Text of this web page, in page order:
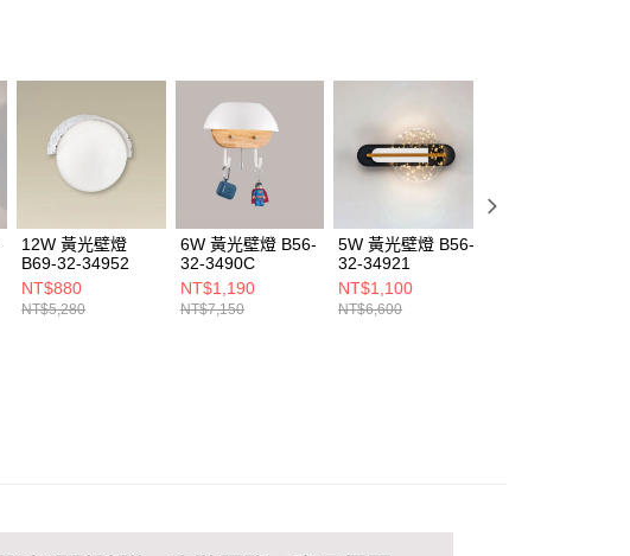
求債權轉讓予恩沛科技股份有限公司。
２．關於個人資料處理事宜，請瀏覽以下網址：
https://aftee.tw/terms/#terms3
３．未成年的使用者請事先徵得法定代理人或監護人之同意方可使用
「AFTEE先享後付」，若未經同意申辦者引起之損失，本公司不負相關責
任。
４．使用「AFTEE先享後付」時，將依據個別帳號之用戶狀況，依本公司
即時審查核予不同之上限額度；若仍有額度不足之情形，本公司將視審查
結果請求用戶進行身份認證。
５．嚴禁一人註冊多個帳號或使用他人資訊註冊。若發現惡意使用之情
12W 黃光壁燈
B69-32-34952
NT$880
NT$5,280
6W 黃光壁燈 B56-
32-3490C
NT$1,190
NT$7,150
5W 黃光壁燈 B56-
32-34921
NT$1,100
NT$6,600